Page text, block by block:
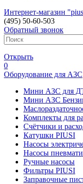
Интернет-магазин
(495) 50-60-503
Обратный звонок
Открыть
0
Оборудование для АЗС
Мини АЗС для
Мини АЗС
Комплекты для
Счётчики и
Катушки PIUSI
Насосы
Насосы
Ручные насосы
Фильтры PIUSI
Заправочные